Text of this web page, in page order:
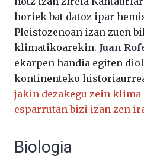
horiek bat datoz ipar
Pleistozenoan izan zuen
klimatikoarekin. Juan
ekarpen handia egiten
kontinenteko
jakin dezakegu zein klima
esparrutan bizi izan zen
Biologia